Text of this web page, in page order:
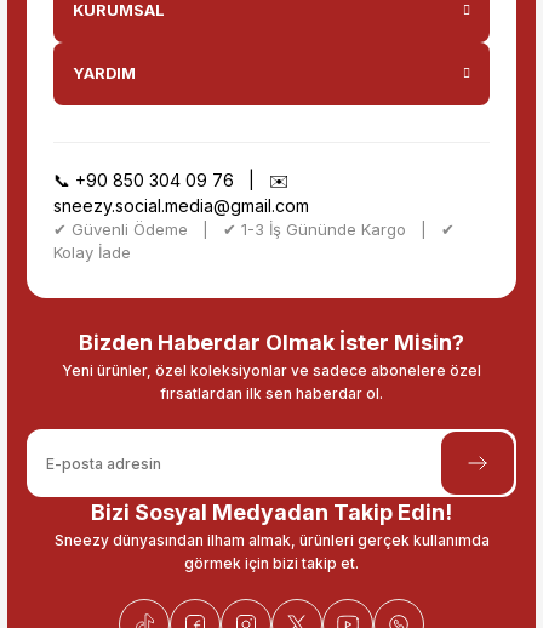
KURUMSAL
YARDIM
📞 +90 850 304 09 76 | ✉️
sneezy.social.media@gmail.com
✔ Güvenli Ödeme | ✔ 1-3 İş Gününde Kargo | ✔
Kolay İade
Bizden Haberdar Olmak İster Misin?
Yeni ürünler, özel koleksiyonlar ve sadece abonelere özel
fırsatlardan ilk sen haberdar ol.
Bizi Sosyal Medyadan Takip Edin!
Sneezy dünyasından ilham almak, ürünleri gerçek kullanımda
görmek için bizi takip et.